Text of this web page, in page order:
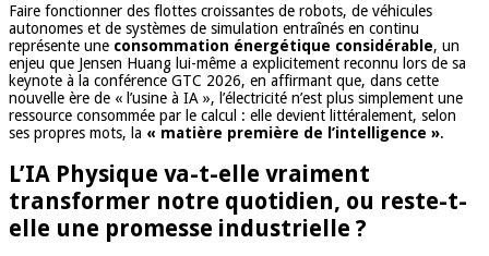
Faire fonctionner des flottes croissantes de robots, de véhicules
autonomes et de systèmes de simulation entraînés en continu
représente une consommation énergétique considérable, un
enjeu que Jensen Huang lui-même a explicitement reconnu lors de sa
keynote à la conférence GTC 2026, en affirmant que, dans cette
nouvelle ère de « l’usine à IA », l’électricité n’est plus simplement une
ressource consommée par le calcul : elle devient littéralement, selon
ses propres mots, la « matière première de l’intelligence ».
L’IA Physique va-t-elle vraiment
transformer notre quotidien, ou reste-t-
elle une promesse industrielle ?